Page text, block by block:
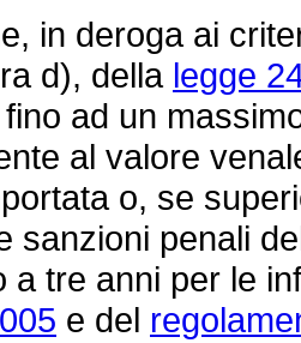
in deroga ai
d), della legge
ad un
al valore
o, se
sanzioni penali
a tre anni per le
e del